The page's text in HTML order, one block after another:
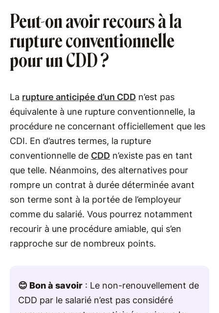
Peut-on avoir recours à la
rupture conventionnelle
pour un CDD ?
La rupture anticipée d’un CDD n’est pas
équivalente à une rupture conventionnelle, la
procédure ne concernant officiellement que les
CDI. En d’autres termes, la rupture
conventionnelle de CDD n’existe pas en tant
que telle. Néanmoins, des alternatives pour
rompre un contrat à durée déterminée avant
son terme sont à la portée de l’employeur
comme du salarié. Vous pourrez notamment
recourir à une procédure amiable, qui s’en
rapproche sur de nombreux points.
😊 Bon à savoir : Le non-renouvellement de
CDD par le salarié n’est pas considéré